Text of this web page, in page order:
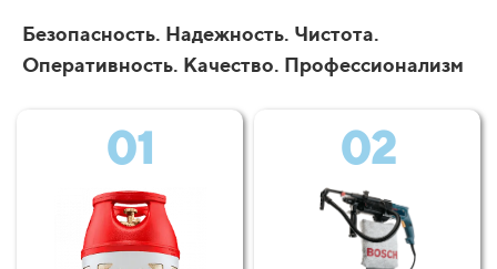
Безопасность. Надежность. Чистота.
Оперативность. Качество. Профессионализм
01 02